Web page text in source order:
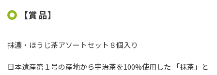
【賞品】
抹濃・ほうじ茶アソートセット８個入り
日本遺産第１号の産地から宇治茶を100%使用した 「抹茶」と